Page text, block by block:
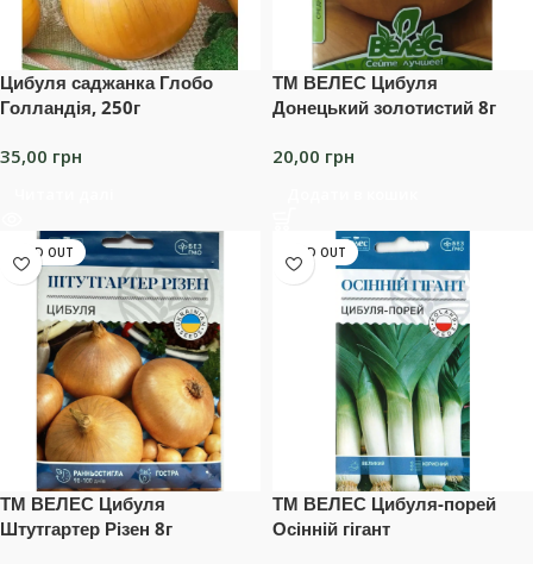
Цибуля саджанка Глобо
Голландія, 250г
35,00 грн
ТМ ВЕЛЕС Цибуля
Донецький золотистий 8г
20,00 грн
SOLD OUT
ТМ ВЕЛЕС Цибуля
Штутгартер Різен 8г
SOLD OUT
ТМ ВЕЛЕС Цибуля-порей
Осінній гігант